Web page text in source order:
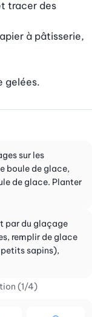
tracer des
à pâtisserie,
gelées.
sur les
boule de glace,
de glace. Planter
par du glaçage
remplir de glace
sapins),
(1/4)